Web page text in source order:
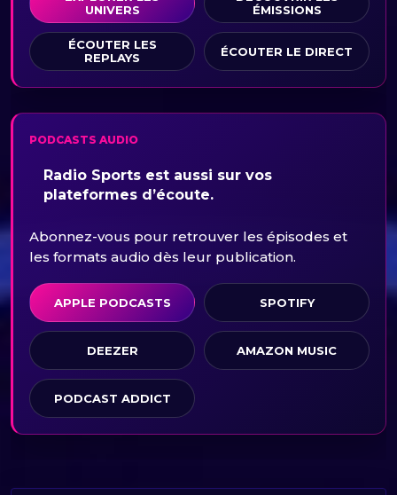
UNIVERS
ÉMISSIONS
ÉCOUTER LES
REPLAYS
ÉCOUTER LE DIRECT
PODCASTS AUDIO
Radio Sports est aussi sur vos
plateformes d’écoute.
Abonnez-vous pour retrouver les épisodes et
les formats audio dès leur publication.
APPLE PODCASTS SPOTIFY
DEEZER AMAZON MUSIC
PODCAST ADDICT